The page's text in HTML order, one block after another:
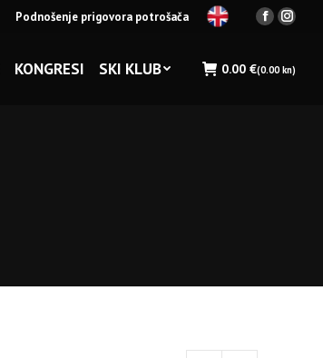
Podnošenje prigovora potrošača
Facebook
in
in
KONGRESI SKI KLUB 0.00 €(0.00 kn)